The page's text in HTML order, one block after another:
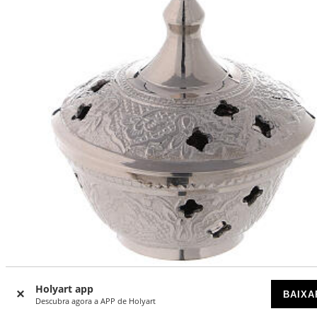
Holyart app
Descubra agora a APP de Holyart
Queimador incenso latão prateado gravado diâmetro 7 cm